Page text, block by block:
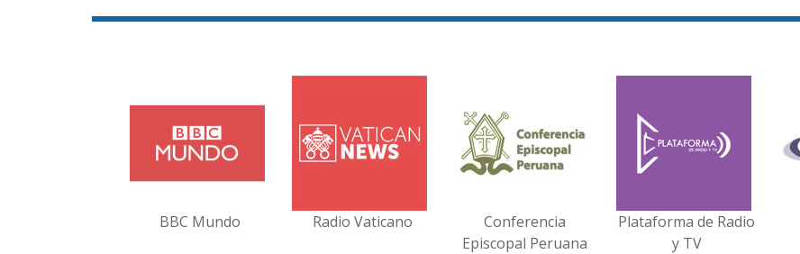
BBC Mundo Radio Vaticano
Conferencia
Episcopal Peruana
Plataforma de Radio
y TV